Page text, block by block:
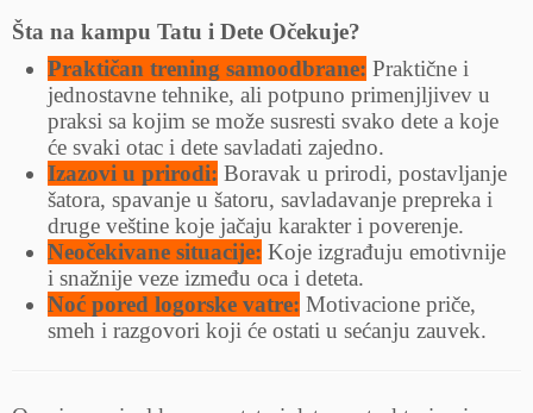
Šta na kampu Tatu i Dete Očekuje?
Praktičan trening samoodbrane: Praktične i
jednostavne tehnike, ali potpuno primenjljivev u
praksi sa kojim se može susresti svako dete a koje
će svaki otac i dete savladati zajedno.
Izazovi u prirodi: Boravak u prirodi, postavljanje
šatora, spavanje u šatoru, savladavanje prepreka i
druge veštine koje jačaju karakter i poverenje.
Neočekivane situacije: Koje izgrađuju emotivnije
i snažnije veze između oca i deteta.
Noć pored logorske vatre: Motivacione priče,
smeh i razgovori koji će ostati u sećanju zauvek.